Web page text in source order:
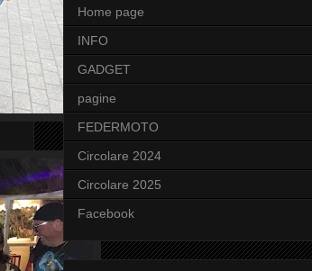
Home page
INFO
GADGET
pagine
FEDERMOTO
Circolare 2024
Circolare 2025
Facebook